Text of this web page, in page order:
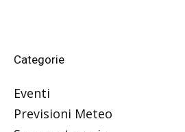
Categorie
Eventi
Previsioni Meteo